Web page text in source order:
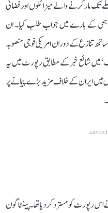
مار کرنے والے میزائلوں اور فضائی
کے بارے میں جواب طلب کیا۔ ان
تنازع کے دوران امریکی فوجی منصوبہ
میں شائع خبر کے مطابق رپورٹ میں یہ
میں ایران کے خلاف مزید بڑے پیمانے پر
رپورٹ کو مسترد کر دیا تھا۔ پینٹاگون